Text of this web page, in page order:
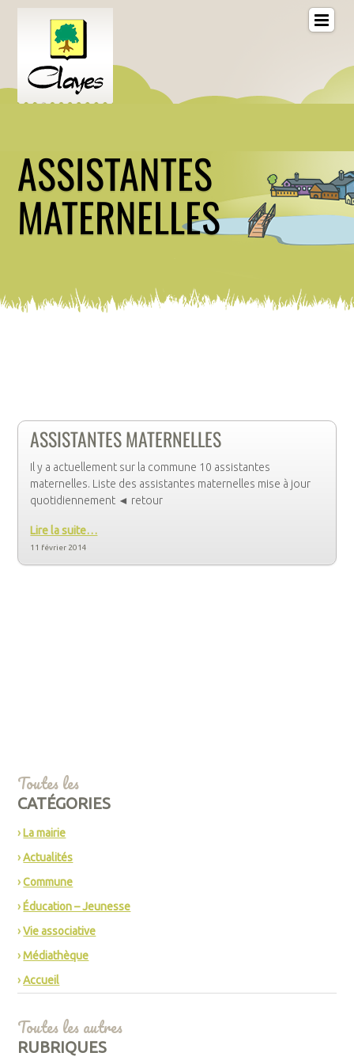
ASSISTANTES
MATERNELLES
ASSISTANTES MATERNELLES
Il y a actuellement sur la commune 10 assistantes
maternelles. Liste des assistantes maternelles mise à jour
quotidiennement ◄ retour
Lire la suite…
11 février 2014
Toutes les
CATÉGORIES
La mairie
Actualités
Commune
Éducation – Jeunesse
Vie associative
Médiathèque
Accueil
Toutes les autres
RUBRIQUES